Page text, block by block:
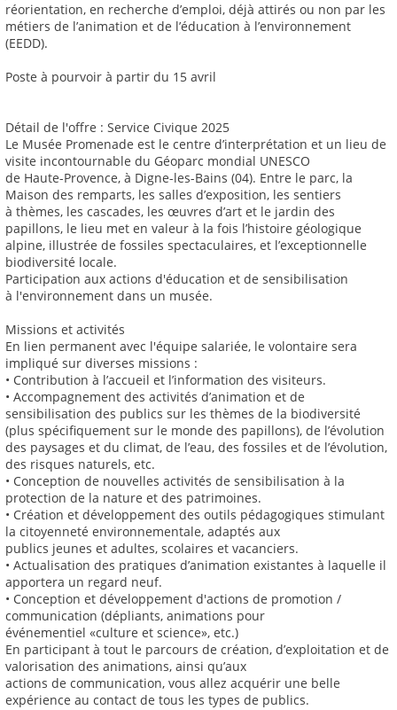
réorientation, en recherche d’emploi, déjà attirés ou non par les
métiers de l’animation et de l’éducation à l’environnement
(EEDD).
Poste à pourvoir à partir du 15 avril
Détail de l'offre : Service Civique 2025
Le Musée Promenade est le centre d’interprétation et un lieu de
visite incontournable du Géoparc mondial UNESCO
de Haute-Provence, à Digne-les-Bains (04). Entre le parc, la
Maison des remparts, les salles d’exposition, les sentiers
à thèmes, les cascades, les œuvres d’art et le jardin des
papillons, le lieu met en valeur à la fois l’histoire géologique
alpine, illustrée de fossiles spectaculaires, et l’exceptionnelle
biodiversité locale.
Participation aux actions d'éducation et de sensibilisation
à l'environnement dans un musée.
Missions et activités
En lien permanent avec l'équipe salariée, le volontaire sera
impliqué sur diverses missions :
• Contribution à l’accueil et l’information des visiteurs.
• Accompagnement des activités d’animation et de
sensibilisation des publics sur les thèmes de la biodiversité
(plus spécifiquement sur le monde des papillons), de l’évolution
des paysages et du climat, de l’eau, des fossiles et de l’évolution,
des risques naturels, etc.
• Conception de nouvelles activités de sensibilisation à la
protection de la nature et des patrimoines.
• Création et développement des outils pédagogiques stimulant
la citoyenneté environnementale, adaptés aux
publics jeunes et adultes, scolaires et vacanciers.
• Actualisation des pratiques d’animation existantes à laquelle il
apportera un regard neuf.
• Conception et développement d'actions de promotion /
communication (dépliants, animations pour
événementiel «culture et science», etc.)
En participant à tout le parcours de création, d’exploitation et de
valorisation des animations, ainsi qu’aux
actions de communication, vous allez acquérir une belle
expérience au contact de tous les types de publics.